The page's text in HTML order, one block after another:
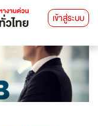
เข้าสู่ระบบ